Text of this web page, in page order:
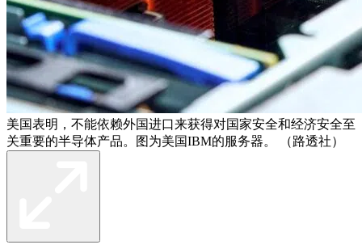
美国表明，不能依赖外国进口来获得对国家安全和经济安全至
关重要的半导体产品。图为美国IBM的服务器。 （路透社）